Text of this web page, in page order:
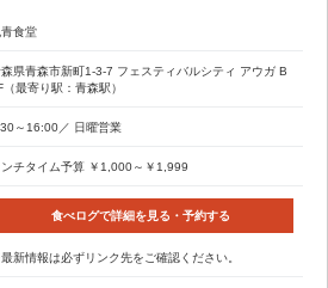
青食堂
県青森市新町1-3-7 フェスティバルシティ アウガ B
（最寄り駅：青森駅）
～16:00／ 日曜営業
ンチタイム予算 ￥1,000～￥1,999
食べログで詳細を見る・予約する
新情報は必ずリンク先をご確認ください。